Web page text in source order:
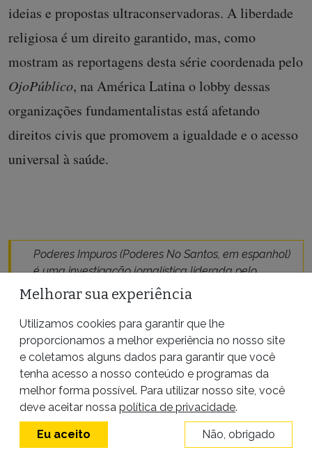
ideias e propostas ultraconservadoras. A liberdade
religiosa é um direito garantido, mas, como
mostram as reportagens desta série coordenada pelo
OjoPúblico, na América Latina o lobby dessas
organizações fundamentalistas está afetando
direitos civis que promovem a igualdade e o acesso
universal à saúde.
Poderes Impuros (Poderes No Santos, em espanhol)
éuma investigação jornalística liderada pelo
OjoPúblico
no Peru, em parceria com a
, que aborda o papel das
organizações políticas e religiosas mais
fundamentalistas durante a crise sanitária gerada
pela Covid-19.
Melhorar sua experiência
Utilizamos cookies para garantir que lhe
proporcionamos a melhor experiência no nosso site
e coletamos alguns dados para garantir que você
tenha acesso a nosso conteúdo e programas da
melhor forma possível. Para utilizar nosso site, você
deve aceitar nossa política de privacidade.
Eu aceito Não, obrigado